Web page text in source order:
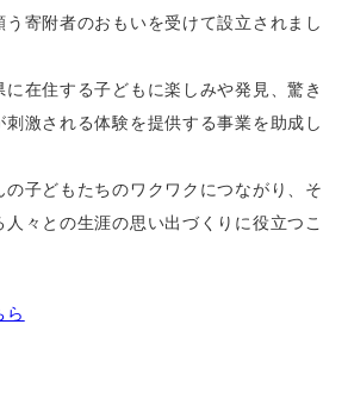
寄附者のおもいを受けて設立されまし
に在住する子どもに楽しみや発見、驚き
激される体験を提供する事業を助成し
の子どもたちのワクワクにつながり、そ
々との生涯の思い出づくりに役立つこ
ら